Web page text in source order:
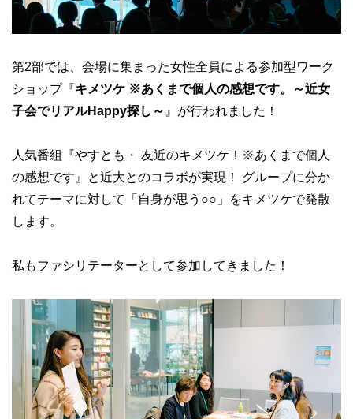
第2部では、会場に集まった女性全員による参加型ワーク
ショップ『キメツケ ※あくまで個人の感想です。～近女
子会でリアルHappy探し～ 』が行われました！
人気番組『やすとも・ 友近のキメツケ！※あくまで個人
の感想です』と近大とのコラボが実現！ グループに分か
れてテーマに対して「自身が思う○○」をキメツケで発散
します。
私もファシリテーターとして参加してきました！